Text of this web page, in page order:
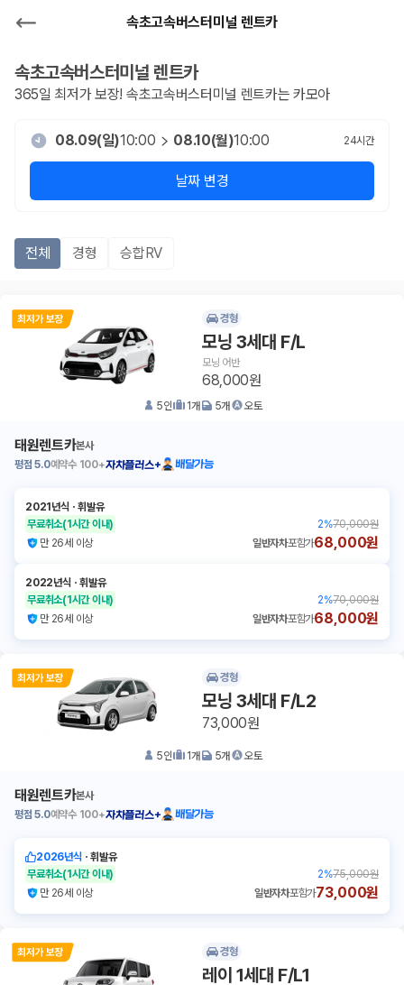
속초고속버스터미널 렌트카
속초고속버스터미널 렌트카
365일 최저가 보장! 속초고속버스터미널 렌트카는 카모아
08.09(일)10:00 08.10(월)10:00 24시간
날짜 변경
전체 경형 승합RV
경형
모닝 3세대 F/L
모닝 어반
68,000원
5인 1개 5개 오토
태원렌트카본사
평점 5.0예약수 100+자차플러스+ 배달가능
2021년식 ㆍ휘발유
무료취소(1시간 이내) 2%70,000원
만 26세 이상
일반자차포함가68,000원
2022년식 ㆍ휘발유
무료취소(1시간 이내) 2%70,000원
만 26세 이상
일반자차포함가68,000원
경형
모닝 3세대 F/L2
73,000원
5인 1개 5개 오토
태원렌트카본사
평점 5.0예약수 100+자차플러스+ 배달가능
2026년식 ㆍ휘발유
무료취소(1시간 이내) 2%75,000원
만 26세 이상
일반자차포함가73,000원
경형
레이 1세대 F/L1